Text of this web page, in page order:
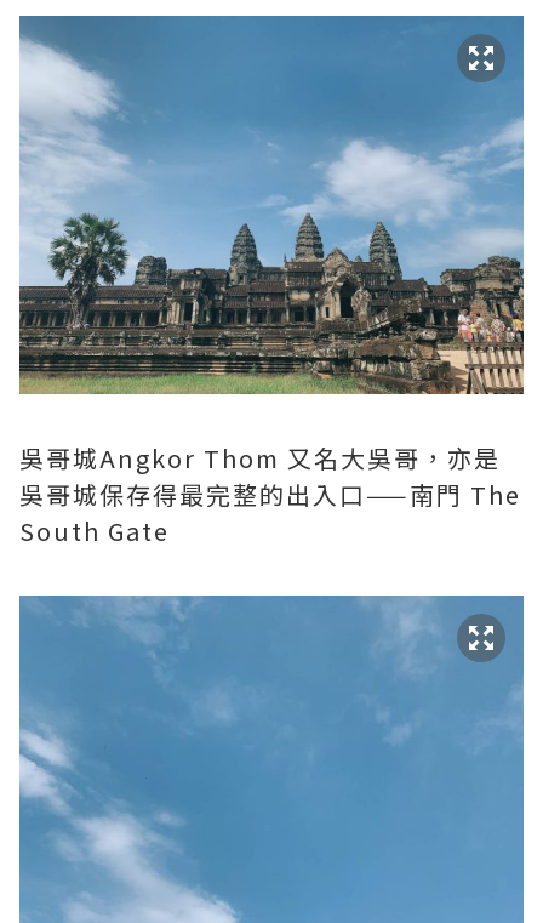
吳哥城Angkor Thom 又名大吳哥，亦是
吳哥城保存得最完整的出入口——南門 The
South Gate